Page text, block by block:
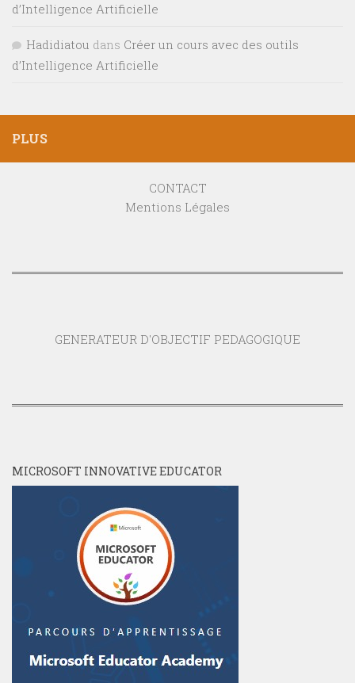
d’Intelligence Artificielle
Hadidiatou dans Créer un cours avec des outils
d’Intelligence Artificielle
PLUS
CONTACT
Mentions Légales
GENERATEUR D'OBJECTIF PEDAGOGIQUE
MICROSOFT INNOVATIVE EDUCATOR